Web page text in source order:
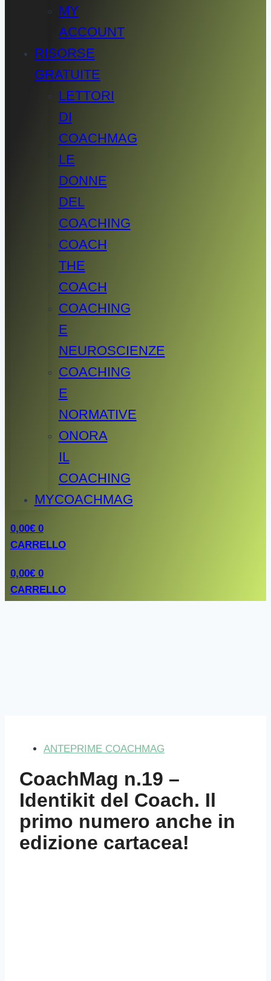
MY
ACCOUNT
RISORSE
GRATUITE
LETTORI
DI
COACHMAG
LE
DONNE
DEL
COACHING
COACH
THE
COACH
COACHING
E
NEUROSCIENZE
COACHING
E
NORMATIVE
ONORA
IL
COACHING
MYCOACHMAG
0,00€ 0
CARRELLO
0,00€ 0
CARRELLO
ANTEPRIME COACHMAG
CoachMag n.19 –
Identikit del Coach. Il
primo numero anche in
edizione cartacea!